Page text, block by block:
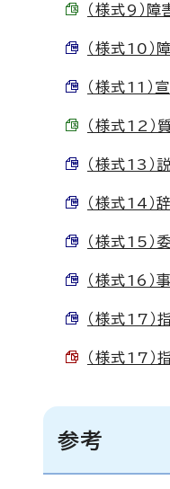
（様式9）
（様式10
（様式11
（様式12
（様式13
（様式14
（様式15
（様式16
（様式17
（様式17）
参考